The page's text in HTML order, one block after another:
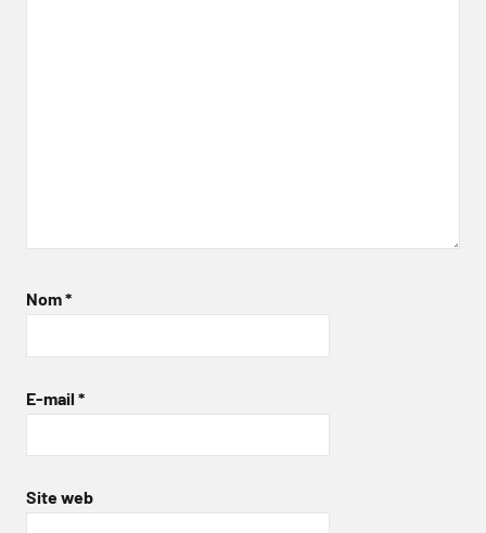
Nom*
E-mail *
Site web